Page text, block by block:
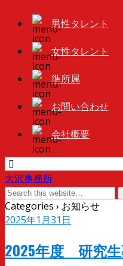
男性タレント
女性タレント
準所属
お問い合わせ
会社概要
大沢事務所
Categories › お知らせ
2025年1月31日
2025年度 研究